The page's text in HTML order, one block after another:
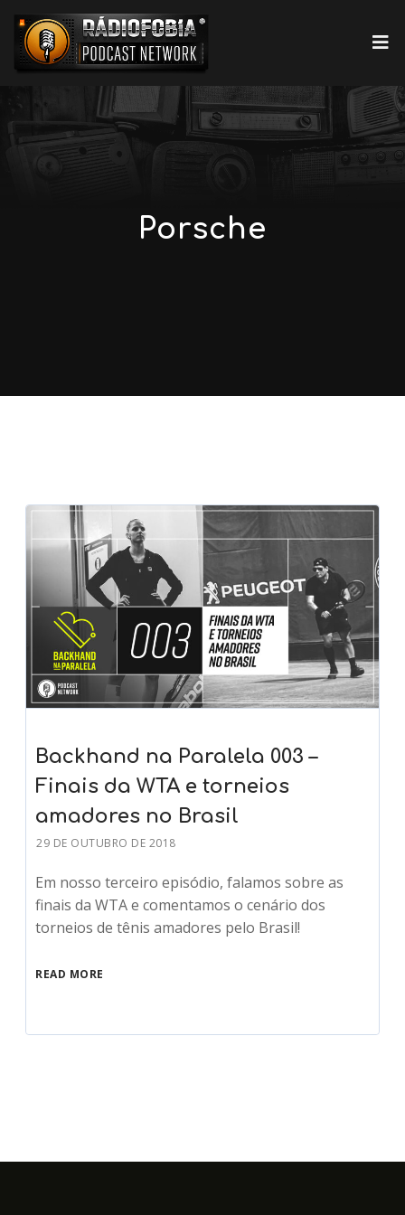
Porsche
Backhand na Paralela 003 –
Finais da WTA e torneios
amadores no Brasil
29 DE OUTUBRO DE 2018
Em nosso terceiro episódio, falamos sobre as
finais da WTA e comentamos o cenário dos
torneios de tênis amadores pelo Brasil!
READ MORE